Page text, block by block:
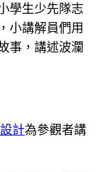
學生少先隊志
小講解員們用
事，講述波瀾
計為參觀者講